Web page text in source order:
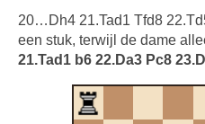
20…Dh4 21.Tad1 Tfd8
een stuk, terwijl de dame
21.Tad1 b6 22.Da3 Pc8